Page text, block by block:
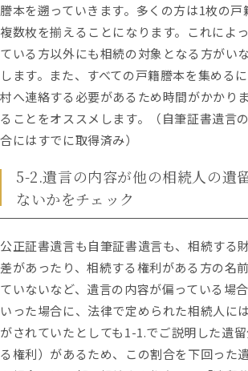
謄本を遡っていきます。多くの方は1枚の戸
複数枚を揃えることになります。これによ
ている方以外にも相続の対象となる方がい
します。また、すべての戸籍謄本を集める
村へ連絡する必要があるため時間がかかり
ることをオススメします。（自筆証書遺言
合にはすでに取得済み）
5-2.遺言の内容が他の相続人の遺
ないかをチェック
公正証書遺言も自筆証書遺言も、相続する
差があったり、相続する権利がある方の名
ていないなど、遺言の内容が偏っている場
いった場合に、法律で定められた相続人に
がされていたとしても1-1.でご説明した遺
る権利）があるため、この割合を下回った